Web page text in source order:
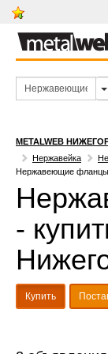
METALWEB
Нержавейка
Нержавеющие фланцы
-
Купить